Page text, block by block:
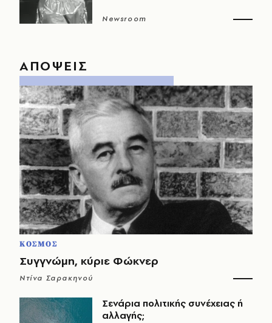
Newsroom
ΑΠΟΨΕΙΣ
ΚΟΣΜΟΣ
Συγγνώμη, κύριε Φώκνερ
Ντίνα Σαρακηνού
Σενάρια πολιτικής συνέχειας ή
αλλαγής;